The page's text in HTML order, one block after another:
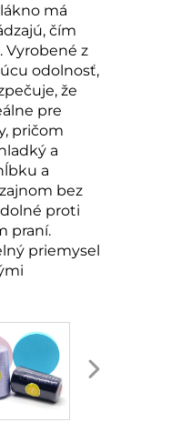
má
čím
Vyrobené z
odolnosť,
že
pre
pričom
a
a
bez
proti
praní.
priemysel